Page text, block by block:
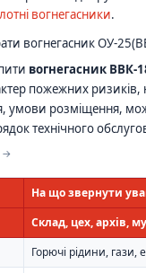
вогнегасники.
вогнегасник ОУ-
вогнегасник ВВК-
пожежних ризиків,
умови розміщення,
технічного
→
На що звернути
Склад, цех, архів,
Горючі рідини, гази,